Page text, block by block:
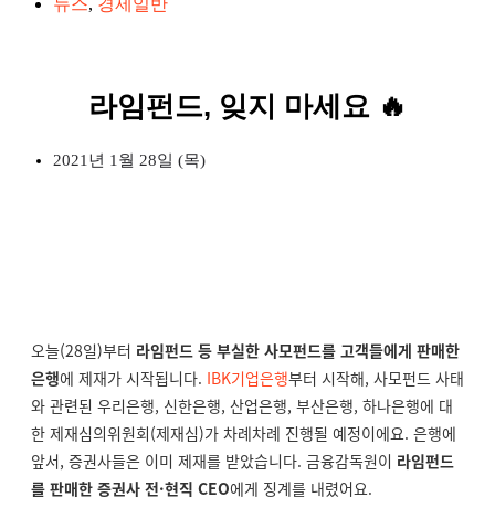
라임펀드, 잊지 마세요 🔥
2021년 1월 28일 (목)
오늘(28일)부터 라임펀드 등 부실한 사모펀드를 고객들에게 판매한
은행에 제재가 시작됩니다. IBK기업은행부터 시작해, 사모펀드 사태
와 관련된 우리은행, 신한은행, 산업은행, 부산은행, 하나은행에 대
한 제재심의위원회(제재심)가 차례차례 진행될 예정이에요. 은행에
앞서, 증권사들은 이미 제재를 받았습니다. 금융감독원이 라임펀드
를 판매한 증권사 전·현직 CEO에게 징계를 내렸어요.